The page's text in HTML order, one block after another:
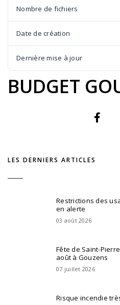
Nombre de fichiers
Date de création
Dernière mise à jour
BUDGET
LES DERNIERS ARTICLES
Restrictions des
en alerte
03 août 2026
Fête de Saint-
août à Gouzens
07 juillet 2026
Risque incendie